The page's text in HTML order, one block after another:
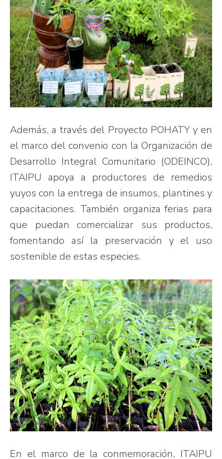
Además, a través del Proyecto POHATY y en
el marco del convenio con la Organización de
Desarrollo Integral Comunitario (ODEINCO),
ITAIPU apoya a productores de remedios
yuyos con la entrega de insumos, plantines y
capacitaciones. También organiza ferias para
que puedan comercializar sus productos,
fomentando así la preservación y el uso
sostenible de estas especies.
En el marco de la conmemoración, ITAIPU